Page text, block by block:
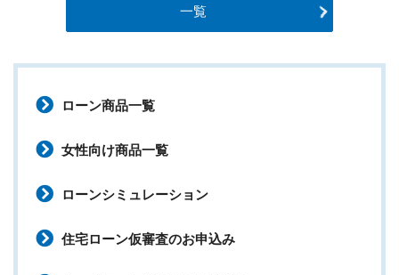
一覧
ローン商品一覧
女性向け商品一覧
ローンシミュレーション
住宅ローン仮審査のお申込み